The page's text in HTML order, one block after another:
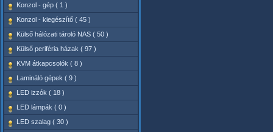
Konzol - gép ( 1 )
Konzol - kiegészítő ( 45 )
Külső hálózati tároló NAS ( 50 )
Külső periféria házak ( 97 )
KVM átkapcsolók ( 8 )
Lamináló gépek ( 9 )
LED izzók ( 18 )
LED lámpák ( 0 )
LED szalag ( 30 )